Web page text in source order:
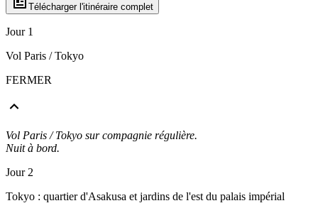
Télécharger l'itinéraire complet
Jour 1
Vol Paris / Tokyo
FERMER
Vol Paris / Tokyo sur compagnie régulière.
Nuit à bord.
Jour 2
Tokyo : quartier d'Asakusa et jardins de l'est du palais impérial